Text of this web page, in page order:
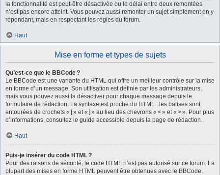
la fonctionnalité est peut-être désactivée ou le délai entre deux remontées
n’est pas encore atteint. Vous pouvez aussi remonter un sujet simplement en y
répondant, mais en respectant les règles du forum.
Haut
Mise en forme et types de sujets
Qu’est-ce que le BBCode ?
Le BBCode est une variante du HTML qui offre un meilleur contrôle sur la mise
en forme d’un message. Son utilisation est définie par les administrateurs,
mais vous pouvez aussi la désactiver pour chaque message depuis le
formulaire de rédaction. La syntaxe est proche du HTML : les balises sont
entourées de crochets « [ » et « ] » au lieu des chevrons « < » et « > ». Pour plus
d’informations, consultez le guide accessible depuis la page de rédaction.
Haut
Puis-je insérer du code HTML ?
Pour des raisons de sécurité, le code HTML n’est pas autorisé sur ce forum. La
plupart des mises en forme HTML peuvent être obtenues avec le BBCode.